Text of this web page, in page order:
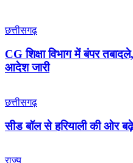
छत्तीसगढ़
CG शिक्षा विभाग में बंपर
आदेश जारी
छत्तीसगढ़
सीड बॉल से हरियाली की ओर बढ़े
राज्य